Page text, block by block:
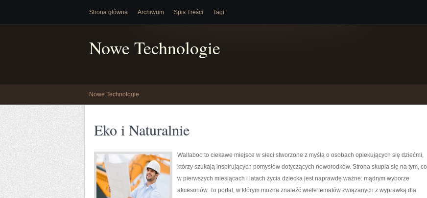
Strona główna Archiwum Spis Treści Tagi
Nowe Technologie
Nowe Technologie
Eko i Naturalnie
Wallaboo to ciekawe miejsce w sieci stworzone z myślą o osobach opiekujących się dziećmi,
którzy szukają inspirujących pomysłów dotyczących noworodków. Strona skupia się na tym, co
w pierwszych miesiącach i latach życia dziecka jest naprawdę ważne: mądrym wyborze
akcesoriów. To portal, w którym można znaleźć wiele tematów związanych z wyprawką dla